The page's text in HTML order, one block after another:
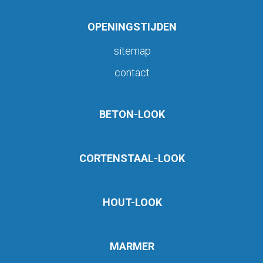
OPENINGSTIJDEN
sitemap
contact
BETON-LOOK
CORTENSTAAL-LOOK
HOUT-LOOK
MARMER